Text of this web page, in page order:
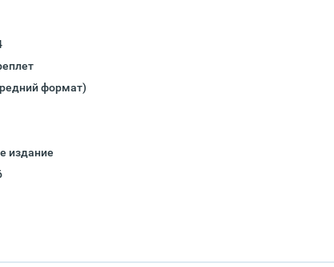
формат)
издание